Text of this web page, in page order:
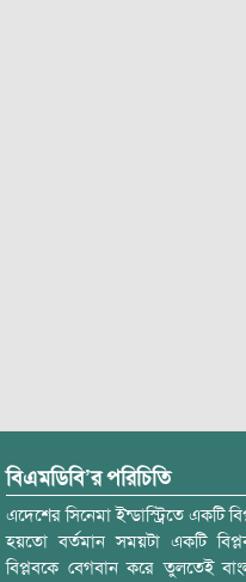
বিএমডিবি’র পরিচিতি
এদেশের সিনেমা ইন্ডাস্ট্রিতে একটি
হয়তো বর্তমান সময়টা একটি
বিপ্লবকে বেগবান করে তুলতেই